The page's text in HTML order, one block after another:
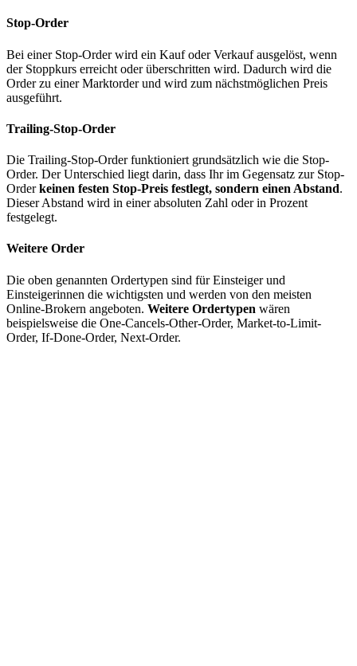
Stop-Order
Bei einer Stop-Order wird ein Kauf oder Verkauf ausgelöst, wenn
der Stoppkurs erreicht oder überschritten wird. Dadurch wird die
Order zu einer Marktorder und wird zum nächstmöglichen Preis
ausgeführt.
Trailing-Stop-Order
Die Trailing-Stop-Order funktioniert grundsätzlich wie die Stop-
Order. Der Unterschied liegt darin, dass Ihr im Gegensatz zur Stop-
Orderkeinen festen Stop-Preis festlegt, sondern einen Abstand.
Dieser Abstand wird in einer absoluten Zahl oder in Prozent
festgelegt.
Weitere Order
Die oben genannten Ordertypen sind für Einsteiger und
Einsteigerinnen die wichtigsten und werden von den meisten
Online-Brokern angeboten. Weitere Ordertypen wären
beispielsweise die One-Cancels-Other-Order, Market-to-Limit-
Order, If-Done-Order, Next-Order.